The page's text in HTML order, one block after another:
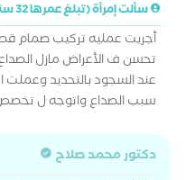
سألت إمرأة (تبلغ عمرها 32 سنة)
أجريت عمليه تركيب صمام
تحسن ف الأعراض مازل
عند السجود بالتحديد
سبب الصداع واتوجه ل تخصص
دكتور محمد صلاح